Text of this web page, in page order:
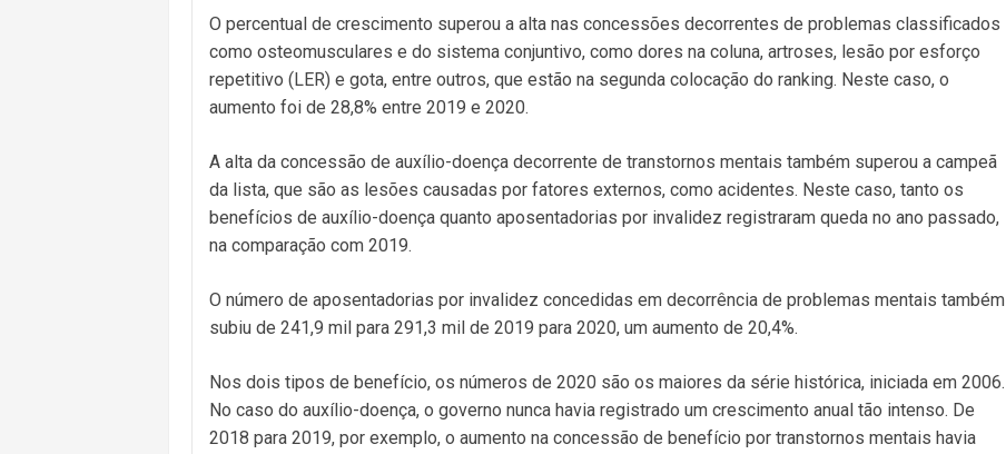
O percentual de crescimento superou a alta nas concessões decorrentes de problemas classificados
como osteomusculares e do sistema conjuntivo, como dores na coluna, artroses, lesão por esforço
repetitivo (LER) e gota, entre outros, que estão na segunda colocação do ranking. Neste caso, o
aumento foi de 28,8% entre 2019 e 2020.
A alta da concessão de auxílio-doença decorrente de transtornos mentais também superou a campeã
da lista, que são as lesões causadas por fatores externos, como acidentes. Neste caso, tanto os
benefícios de auxílio-doença quanto aposentadorias por invalidez registraram queda no ano passado,
na comparação com 2019.
O número de aposentadorias por invalidez concedidas em decorrência de problemas mentais também
subiu de 241,9 mil para 291,3 mil de 2019 para 2020, um aumento de 20,4%.
Nos dois tipos de benefício, os números de 2020 são os maiores da série histórica, iniciada em 2006.
No caso do auxílio-doença, o governo nunca havia registrado um crescimento anual tão intenso. De
2018 para 2019, por exemplo, o aumento na concessão de benefício por transtornos mentais havia